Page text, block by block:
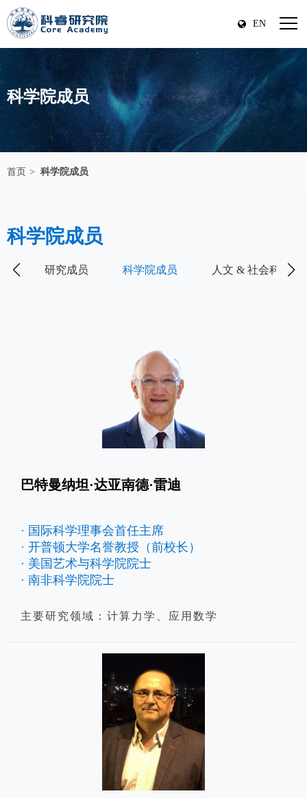
EN
科学院成员
首页 科学院成员
科学院成员
研究成员 科学院成员 人文 & 社会科学
巴特曼纳坦·达亚南德·雷迪
· 国际科学理事会首任主席
· 开普顿大学名誉教授（前校长）
· 美国艺术与科学院院士
· 南非科学院院士
主要研究领域：计算力学、应用数学